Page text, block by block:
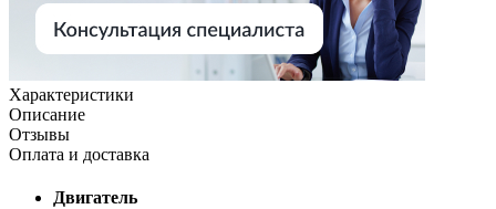
Характеристики
Описание
Отзывы
Оплата и доставка
Двигатель